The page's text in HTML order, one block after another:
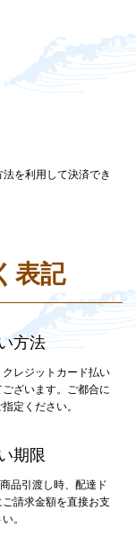
を利用して決済でき
表記
方法
レジットカード払い
ございます。ご都合に
定ください。
期限
品引渡し時、配達ド
ご請求金額を直接お支
。